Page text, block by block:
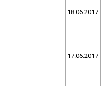
18.06.2017
17.06.2017